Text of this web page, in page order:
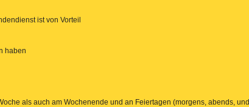
ist von Vorteil
haben
als auch am Wochenende und an Feiertagen (morgens, abends, und